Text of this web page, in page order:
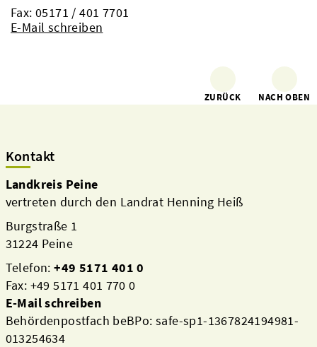
Fax: 05171 / 401 7701
E-Mail schreiben
ZURÜCK NACH OBEN
Kontakt
Landkreis Peine
vertreten durch den Landrat Henning Heiß
Burgstraße 1
31224 Peine
Telefon:+49 5171 401 0
Fax: +49 5171 401 770 0
E-Mail schreiben
Behördenpostfach beBPo: safe-sp1-1367824194981-
013254634